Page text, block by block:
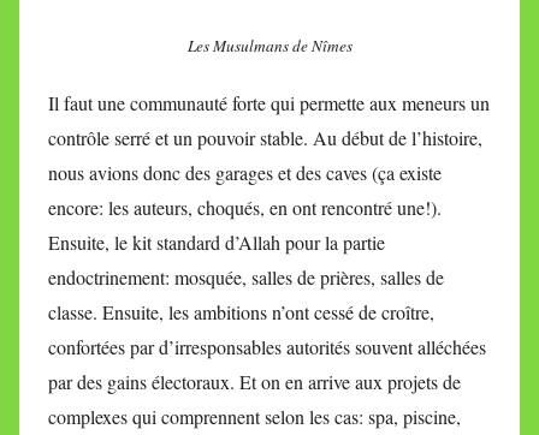
Les Musulmans de Nîmes
Il faut une communauté forte qui permette aux meneurs un
contrôle serré et un pouvoir stable. Au début de l’histoire,
nous avions donc des garages et des caves (ça existe
encore: les auteurs, choqués, en ont rencontré une!).
Ensuite, le kit standard d’Allah pour la partie
endoctrinement: mosquée, salles de prières, salles de
classe. Ensuite, les ambitions n’ont cessé de croître,
confortées par d’irresponsables autorités souvent alléchées
par des gains électoraux. Et on en arrive aux projets de
complexes qui comprennent selon les cas: spa, piscine,